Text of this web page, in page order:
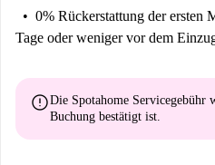
0% Rückerstattung der ersten
Tage oder weniger vor dem
errorDie Spotahome Servicegebühr
Buchung bestätigt ist.